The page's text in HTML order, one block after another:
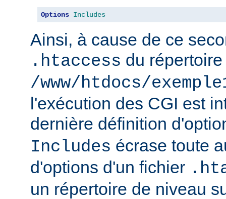
Options Includes
Ainsi, à cause de ce
.htaccess du répertoire
/www/htdocs/
l'exécution des CGI est
dernière définition
Includes écrase toute
d'options d'un fichier
un répertoire de niveau